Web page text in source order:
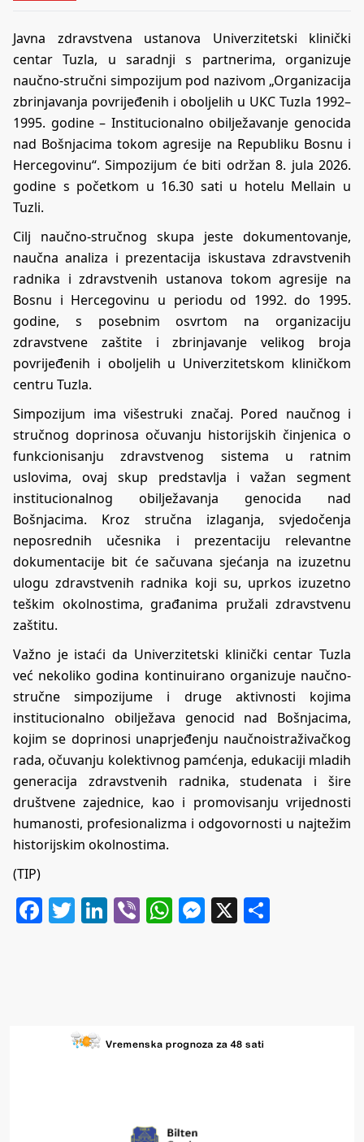
Javna zdravstvena ustanova Univerzitetski klinički
centar Tuzla, u saradnji s partnerima, organizuje
naučno-stručni simpozijum pod nazivom „Organizacija
zbrinjavanja povrijeđenih i oboljelih u UKC Tuzla 1992–
1995. godine – Institucionalno obilježavanje genocida
nad Bošnjacima tokom agresije na Republiku Bosnu i
Hercegovinu“. Simpozijum će biti održan 8. jula 2026.
godine s početkom u 16.30 sati u hotelu Mellain u
Tuzli.
Cilj naučno-stručnog skupa jeste dokumentovanje,
naučna analiza i prezentacija iskustava zdravstvenih
radnika i zdravstvenih ustanova tokom agresije na
Bosnu i Hercegovinu u periodu od 1992. do 1995.
godine, s posebnim osvrtom na organizaciju
zdravstvene zaštite i zbrinjavanje velikog broja
povrijeđenih i oboljelih u Univerzitetskom kliničkom
centru Tuzla.
Simpozijum ima višestruki značaj. Pored naučnog i
stručnog doprinosa očuvanju historijskih činjenica o
funkcionisanju zdravstvenog sistema u ratnim
uslovima, ovaj skup predstavlja i važan segment
institucionalnog obilježavanja genocida nad
Bošnjacima. Kroz stručna izlaganja, svjedočenja
neposrednih učesnika i prezentaciju relevantne
dokumentacije bit će sačuvana sjećanja na izuzetnu
ulogu zdravstvenih radnika koji su, uprkos izuzetno
teškim okolnostima, građanima pružali zdravstvenu
zaštitu.
Važno je istaći da Univerzitetski klinički centar Tuzla
već nekoliko godina kontinuirano organizuje naučno-
stručne simpozijume i druge aktivnosti kojima
institucionalno obilježava genocid nad Bošnjacima,
kojim se doprinosi unaprjeđenju naučnoistraživačkog
rada, očuvanju kolektivnog pamćenja, edukaciji mladih
generacija zdravstvenih radnika, studenata i šire
društvene zajednice, kao i promovisanju vrijednosti
humanosti, profesionalizma i odgovornosti u najtežim
historijskim okolnostima.
(TIP)
Facebook
Twitter
LinkedIn
ViberWhatsApp
Messenger
X